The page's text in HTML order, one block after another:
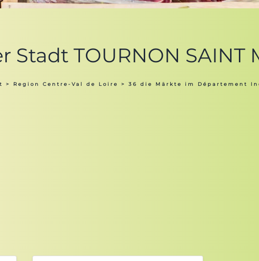
Stadt TOURNON SAINT
> Region Centre-Val de Loire > 36 die Märkte im Département